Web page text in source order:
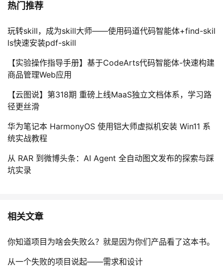
热门推荐
玩转skill，成为skill大师——使用码道代码智能体+find-skil
ls快速安装pdf-skill
【实验操作指导手册】基于CodeArts代码智能体-快速构建
商品管理Web应用
【云图说】第318期 重磅上线MaaS独立文档体系，学习路
径更丝滑
华为笔记本 HarmonyOS 使用铠大师虚拟机安装 Win11 系
统实战教程
从 RAR 到微博头条：AI Agent 全自动图文发布的探索与踩
坑实录
相关文章
你知道项目为啥会失败么？就是因为你们产品看了这本书。
从一个失败的项目说起——需求和设计